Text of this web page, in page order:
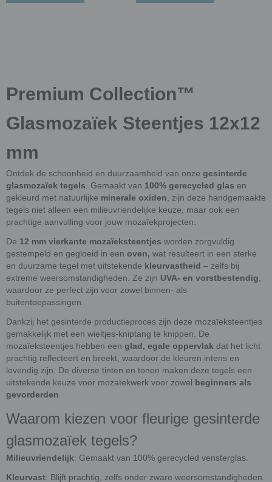
Premium Collection™
Glasmozaïek Steentjes 12x12
mm
Ontdek de schoonheid en duurzaamheid van onze gesinterde
glasmozaïek tegels . Gemaakt van 100% gerecycled glas en
gekleurd met natuurlijke minerale oxiden , zijn deze handgemaakte
tegels niet alleen een milieuvriendelijke keuze, maar ook een
prachtige aanvulling voor jouw mozaïekprojecten.
De 12 mm vierkante mozaïeksteentjes worden zorgvuldig
gestempeld en gegloeid in een oven, wat resulteert in een sterke
en duurzame tegel met uitstekende kleurvastheid – zelfs bij
extreme weersomstandigheden. Ze zijn UVA- en vorstbestendig
waardoor ze perfect zijn voor zowel binnen- als
buitentoepassingen.
Dankzij het gesinterde productieproces zijn deze mozaïeksteentjes
gemakkelijk met een wieltjes-kniptang te knippen. De
mozaïeksteentjes hebben een glad, egale oppervlak dat het licht
prachtig reflecteert en breekt, waardoor de kleuren intens en
levendig zijn. De diverse tinten en tonen maken deze tegels een
uitstekende keuze voor mozaïekwerk voor zowel beginners als
gevorderden
Waarom kiezen voor fleurige gesinterde
glasmozaïek tegels?
Milieuvriendelijk: Gemaakt van 100% gerecycled vensterglas.
Kleurvast: Blijft prachtig, zelfs onder zware weersomstandigheden.